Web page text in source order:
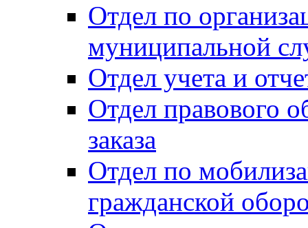
Отдел по
муниципальной
Отдел учета и
Отдел правового
заказа
Отдел по
гражданской